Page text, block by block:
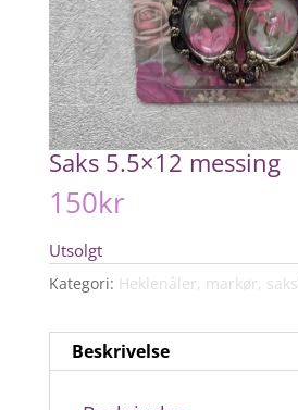
Saks 5.5×12 messing
150kr
Utsolgt
Kategori: Heklenåler, markør, saks
Beskrivelse